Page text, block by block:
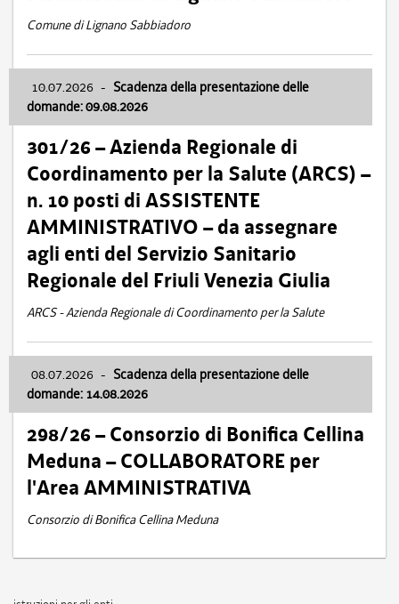
Comune di Lignano Sabbiadoro
10.07.2026 - Scadenza della presentazione delle
domande: 09.08.2026
301/26 – Azienda Regionale di
Coordinamento per la Salute (ARCS) –
n. 10 posti di ASSISTENTE
AMMINISTRATIVO – da assegnare
agli enti del Servizio Sanitario
Regionale del Friuli Venezia Giulia
ARCS - Azienda Regionale di Coordinamento per la Salute
08.07.2026 - Scadenza della presentazione delle
domande: 14.08.2026
298/26 – Consorzio di Bonifica Cellina
Meduna – COLLABORATORE per
l'Area AMMINISTRATIVA
Consorzio di Bonifica Cellina Meduna